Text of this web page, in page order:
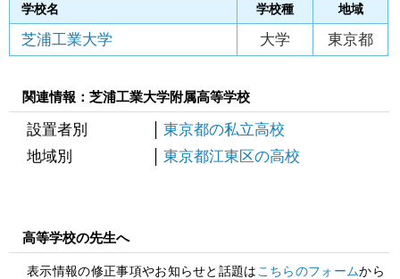
学校名 学校種 地域
芝浦工業大学 大学 東京都
関連情報：芝浦工業大学附属高等学校
設置者別
東京都の私立高校
地域別
東京都江東区の高校
高等学校の先生へ
表示情報の修正事項やお知らせと話題は こちらのフォームから